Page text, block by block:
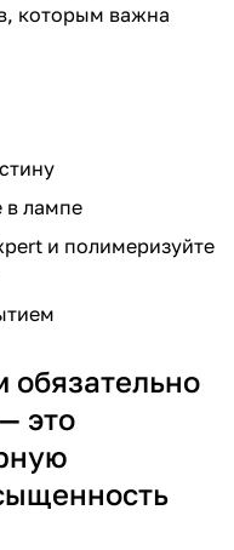
которым важна
в лампе
и полимеризуйте
это